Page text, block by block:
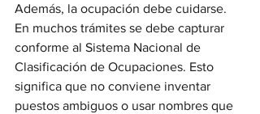
Además, la ocupación debe cuidarse.
En muchos trámites se debe capturar
conforme al Sistema Nacional de
Clasificación de Ocupaciones. Esto
significa que no conviene inventar
puestos ambiguos o usar nombres que